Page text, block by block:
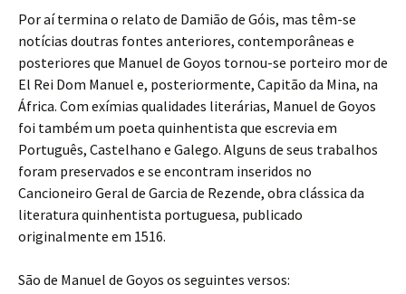
Por aí termina o relato de Damião de Góis, mas têm-se
notícias doutras fontes anteriores, contemporâneas e
posteriores que Manuel de Goyos tornou-se porteiro mor de
El Rei Dom Manuel e, posteriormente, Capitão da Mina, na
África. Com exímias qualidades literárias, Manuel de Goyos
foi também um poeta quinhentista que escrevia em
Português, Castelhano e Galego. Alguns de seus trabalhos
foram preservados e se encontram inseridos no
Cancioneiro Geral de Garcia de Rezende, obra clássica da
literatura quinhentista portuguesa, publicado
originalmente em 1516.
São de Manuel de Goyos os seguintes versos: